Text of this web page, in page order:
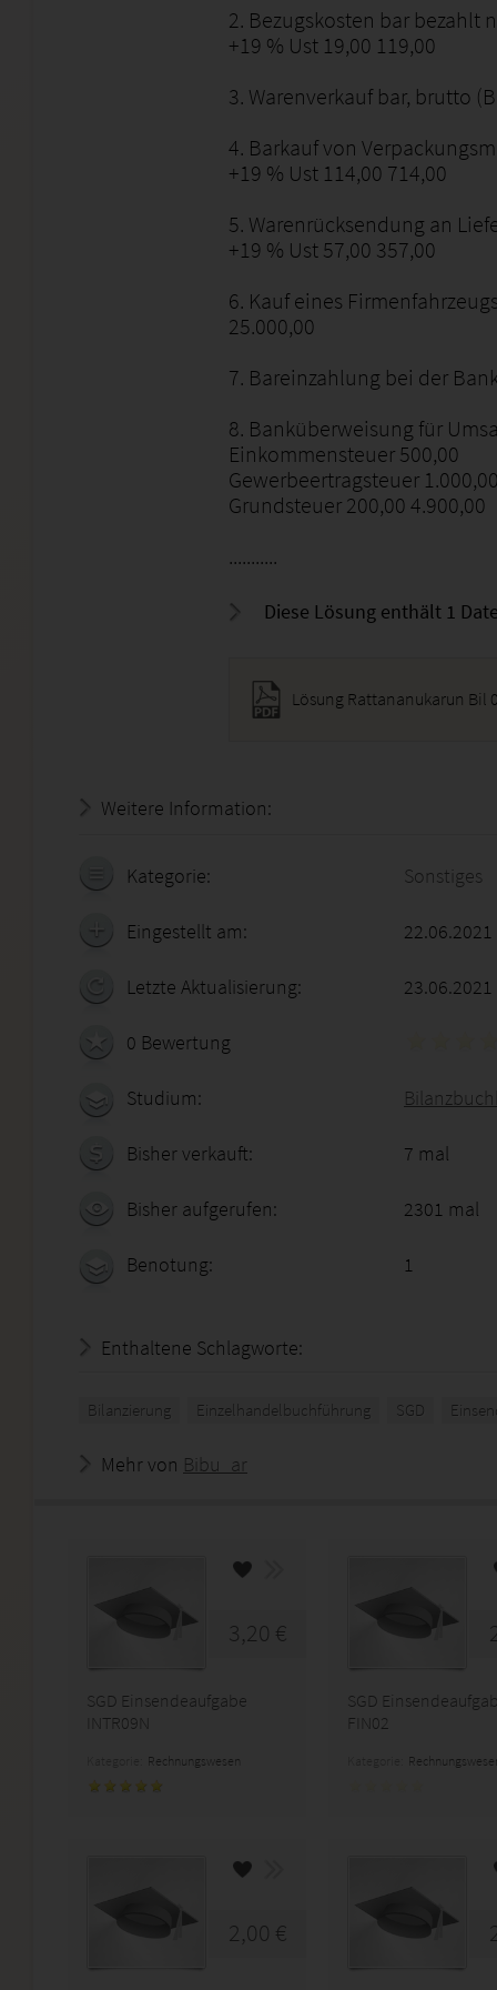
2. Bezugskosten bar bezahlt
+19 % Ust 19,00 119,00
3. Warenverkauf bar, brutto
4. Barkauf von
+19 % Ust 114,00 714,00
5. Warenrücksendung an
+19 % Ust 57,00 357,00
6. Kauf eines
25.000,00
7. Bareinzahlung bei der
8. Banküberweisung für
Einkommensteuer 500,00
Gewerbeertragsteuer
Grundsteuer 200,00 4.900,00
...........
Diese Lösung enthält 1
Lösung Rattananukarun Bil
Weitere Information:
Kategorie: Sonstiges
Eingestellt am:
Letzte Aktualisierung: 23.06.2021
0 Bewertung
Studium:
Bisher verkauft: 7 mal
Bisher aufgerufen: 2301 mal
Benotung: 1
Enthaltene Schlagworte:
Bilanzierung Einzelhandelbuchführung SGD
Mehr von Bibu_ar
3,20 €
SGD Einsendeaufgabe
INTR09N
Rechnungswesen
SGD
FIN02
2,00 €